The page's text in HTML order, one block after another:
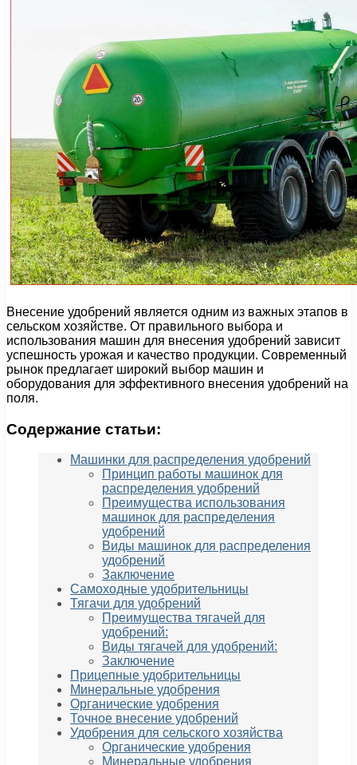
Внесение удобрений является одним из важных этапов в
сельском хозяйстве. От правильного выбора и
использования машин для внесения удобрений зависит
успешность урожая и качество продукции. Современный
рынок предлагает широкий выбор машин и
оборудования для эффективного внесения удобрений на
поля.
Содержание статьи:
Машинки для распределения удобрений
Принцип работы машинок для
распределения удобрений
Преимущества использования
машинок для распределения
удобрений
Виды машинок для распределения
удобрений
Заключение
Самоходные удобрительницы
Тягачи для удобрений
Преимущества тягачей для
удобрений:
Виды тягачей для удобрений:
Заключение
Прицепные удобрительницы
Минеральные удобрения
Органические удобрения
Точное внесение удобрений
Удобрения для сельского хозяйства
Органические удобрения
Минеральные удобрения